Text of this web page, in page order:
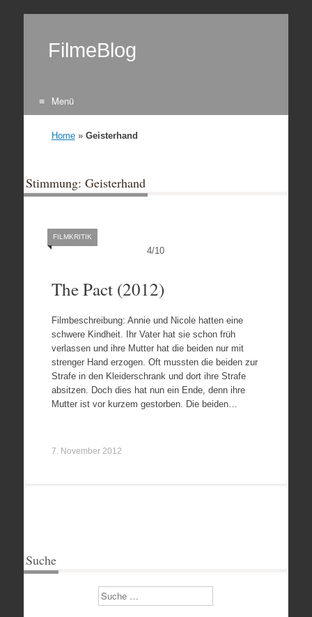
FilmeBlog
Menü
Home» Geisterhand
Stimmung: Geisterhand
4/10
FILMKRITIK
The Pact (2012)
Filmbeschreibung: Annie und Nicole hatten eine
schwere Kindheit. Ihr Vater hat sie schon früh
verlassen und ihre Mutter hat die beiden nur mit
strenger Hand erzogen. Oft mussten die beiden zur
Strafe in den Kleiderschrank und dort ihre Strafe
absitzen. Doch dies hat nun ein Ende, denn ihre
Mutter ist vor kurzem gestorben. Die beiden…
7. November 2012
Suche
Suchen